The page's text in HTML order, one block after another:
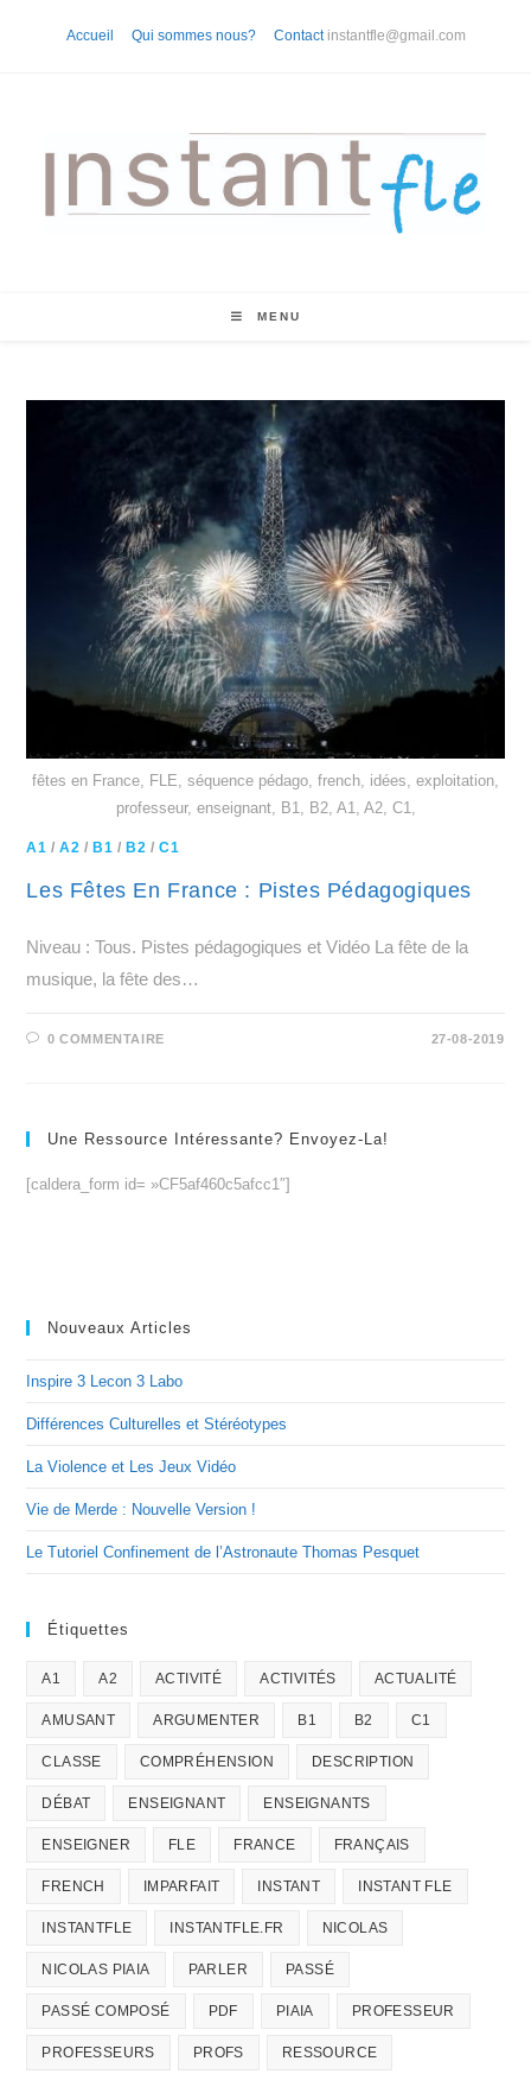
Accueil Qui sommes nous? Contact instantfle@gmail.com
MENU
fêtes en France, FLE, séquence pédago, french, idées, exploitation,
professeur, enseignant, B1, B2, A1, A2, C1,
A1 /A2 /B1 /B2 /C1
Les Fêtes En France : Pistes Pédagogiques
Niveau : Tous. Pistes pédagogiques et Vidéo La fête de la
musique, la fête des…
0 COMMENTAIRE 27-08-2019
Une Ressource Intéressante? Envoyez-La!
[caldera_form id= »CF5af460c5afcc1″]
Nouveaux Articles
Inspire 3 Lecon 3 Labo
Différences Culturelles et Stéréotypes
La Violence et Les Jeux Vidéo
Vie de Merde : Nouvelle Version !
Le Tutoriel Confinement de l’Astronaute Thomas Pesquet
Étiquettes
A1 A2 ACTIVITÉ ACTIVITÉS ACTUALITÉ
AMUSANT ARGUMENTER B1 B2 C1
CLASSE COMPRÉHENSION DESCRIPTION
DÉBAT ENSEIGNANT ENSEIGNANTS
ENSEIGNER FLE FRANCE FRANÇAIS
FRENCH IMPARFAIT INSTANT INSTANT FLE
INSTANTFLE INSTANTFLE.FR NICOLAS
NICOLAS PIAIA PARLER PASSÉ
PASSÉ COMPOSÉ PDF PIAIA PROFESSEUR
PROFESSEURS PROFS RESSOURCE